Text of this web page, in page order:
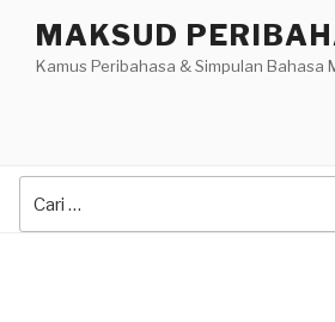
content
MAKSUD
Kamus Peribahasa & Simpulan Bahasa